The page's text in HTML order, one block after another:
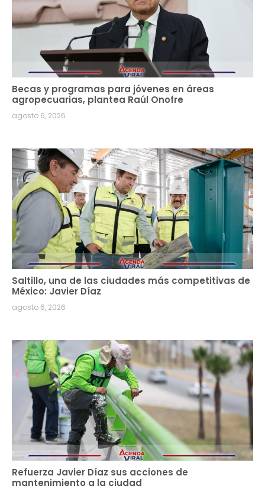
Becas y programas para jóvenes en áreas
agropecuarias, plantea Raúl Onofre
agosto 6, 2026
Saltillo, una de las ciudades más competitivas de
México: Javier Díaz
agosto 6, 2026
Refuerza Javier Díaz sus acciones de
mantenimiento a la ciudad